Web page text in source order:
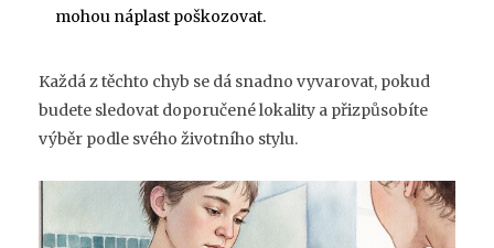
mohou náplast poškozovat.
Každá z těchto chyb se dá snadno vyvarovat, pokud
budete sledovat doporučené lokality a přizpůsobíte
výběr podle svého životního stylu.